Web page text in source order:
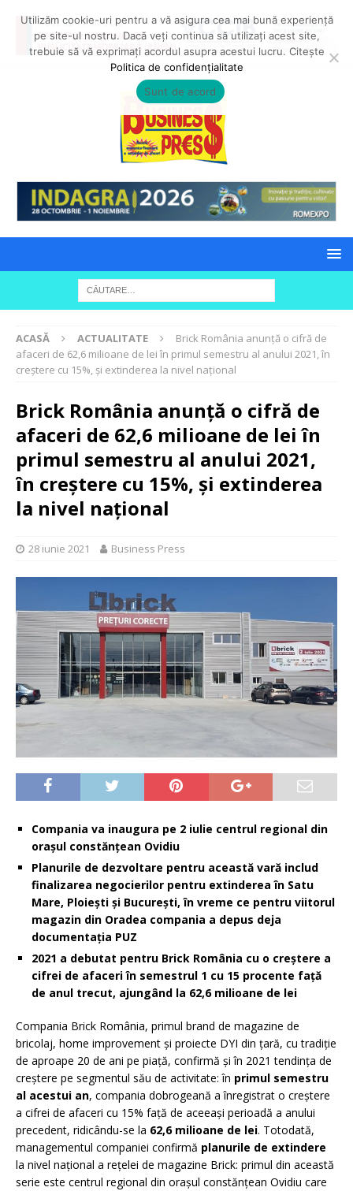
ACASĂ ACTUALITATE
Brick România anunță o cifră de
afaceri de 62,6 milioane de lei în primul semestru al anului 2021, în
creștere cu 15%, și extinderea la nivel național
Brick România anunță o cifră de
afaceri de 62,6 milioane de lei în
primul semestru al anului 2021,
în creștere cu 15%, și extinderea
la nivel național
28 iunie 2021 Business Press
Compania va inaugura pe 2 iulie centrul regional din
orașul constănțean Ovidiu
Planurile de dezvoltare pentru această vară includ
finalizarea negocierilor pentru extinderea în Satu
Mare, Ploiești și București, în vreme ce pentru viitorul
magazin din Oradea compania a depus deja
documentația PUZ
2021 a debutat pentru Brick România cu o creștere a
cifrei de afaceri în semestrul 1 cu 15 procente față
de anul trecut, ajungând la 62,6 milioane de lei
Compania Brick România, primul brand de magazine de
bricolaj, home improvement și proiecte DYI din țară, cu tradiție
de aproape 20 de ani pe piață, confirmă și în 2021 tendința de
creștere pe segmentul său de activitate: în primul semestru
al acestui an, compania dobrogeană a înregistrat o creștere
a cifrei de afaceri cu 15% față de aceeași perioadă a anului
precedent, ridicându-se la 62,6 milioane de lei. Totodată,
managementul companiei confirmă planurile de extindere
la nivel național a rețelei de magazine Brick: primul din această
serie este centrul regional din orașul constănțean Ovidiu care
Utilizăm cookie-uri pentru a vă asigura cea mai bună experiență
pe site-ul nostru. Dacă veți continua să utilizați acest site,
trebuie să vă exprimați acordul asupra acestui lucru. Citește
Politica de confidențialitate
Sunt de acord